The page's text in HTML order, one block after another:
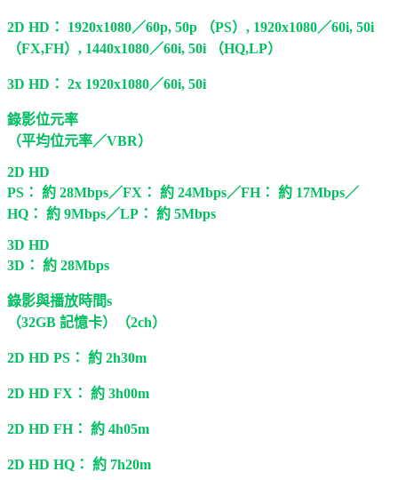
2D HD： 1920x1080／60p, 50p （PS）, 1920x1080／60i, 50i
（FX,FH）, 1440x1080／60i, 50i （HQ,LP）
3D HD： 2x 1920x1080／60i, 50i
錄影位元率
（平均位元率／VBR）
2D HD
PS： 約 28Mbps／FX： 約 24Mbps／FH： 約 17Mbps／
HQ： 約 9Mbps／LP： 約 5Mbps
3D HD
3D： 約 28Mbps
錄影與播放時間s
（32GB 記憶卡）（2ch）
2D HD PS： 約 2h30m
2D HD FX： 約 3h00m
2D HD FH： 約 4h05m
2D HD HQ： 約 7h20m